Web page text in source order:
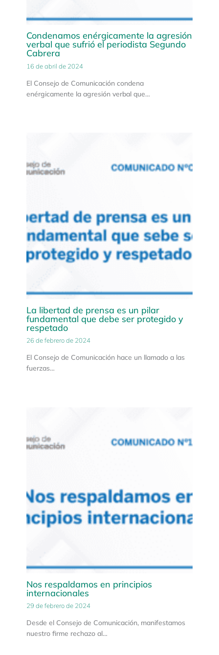
Condenamos enérgicamente la agresión
verbal que sufrió el periodista Segundo
Cabrera
16 de abril de 2024
El Consejo de Comunicación condena
enérgicamente la agresión verbal que…
La libertad de prensa es un pilar
fundamental que debe ser protegido y
respetado
26 de febrero de 2024
El Consejo de Comunicación hace un llamado a las
fuerzas…
Nos respaldamos en principios
internacionales
29 de febrero de 2024
Desde el Consejo de Comunicación, manifestamos
nuestro firme rechazo al…